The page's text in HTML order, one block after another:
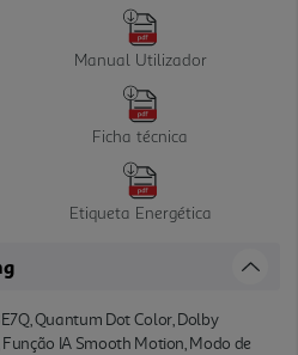
Manual Utilizador
Ficha técnica
Etiqueta Energética
Quantum Dot Color, Dolby
IA Smooth Motion, Modo de